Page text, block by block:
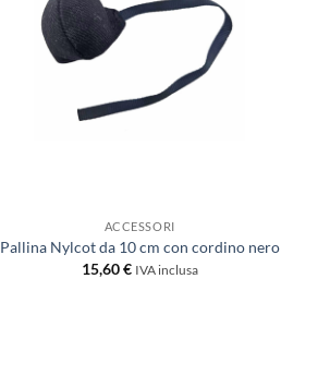
ACCESSORI
Pallina Nylcot da 10 cm con cordino nero
15,60€ IVA inclusa